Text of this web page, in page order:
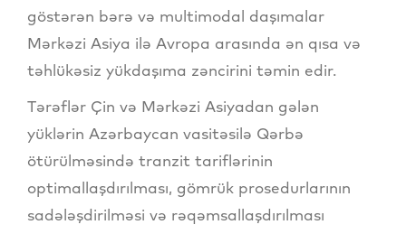
göstərən bərə və multimodal daşımalar
Mərkəzi Asiya ilə Avropa arasında ən qısa və
təhlükəsiz yükdaşıma zəncirini təmin edir.
Tərəflər Çin və Mərkəzi Asiyadan gələn
yüklərin Azərbaycan vasitəsilə Qərbə
ötürülməsində tranzit tariflərinin
optimallaşdırılması, gömrük prosedurlarının
sadələşdirilməsi və rəqəmsallaşdırılması